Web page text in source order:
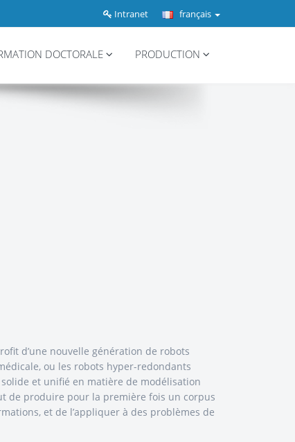
français
Intranet
DOCTORALE PRODUCTION
d’une nouvelle génération de robots
ou les robots hyper-redondants
et unifié en matière de modélisation
de produire pour la première fois un corpus
et de l’appliquer à des problèmes de